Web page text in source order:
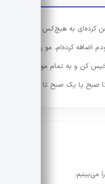
کرده‌ای به هیچ‌کس نگو، این
اضافه کرده‌ام. مو را نرم
خیس کن و به تمام موها بمال، بعد
صبح یا یک صبح تا عصر…
می‌بینیم: